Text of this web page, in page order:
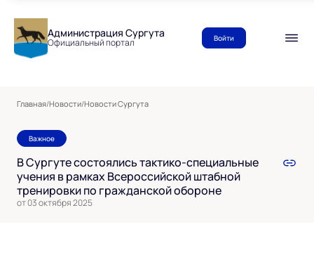
Администрация Сургута
Официальный портал Войти
Главная/Новости/Новости Сургута
Важное
В Сургуте состоялись тактико-специальные
учения в рамках Всероссийской штабной
тренировки по гражданской обороне
от 03 октября 2025